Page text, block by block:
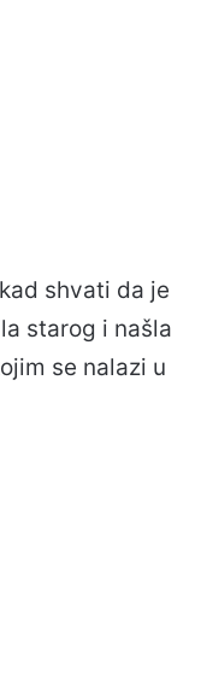
shvati da je
starog i našla
se nalazi u